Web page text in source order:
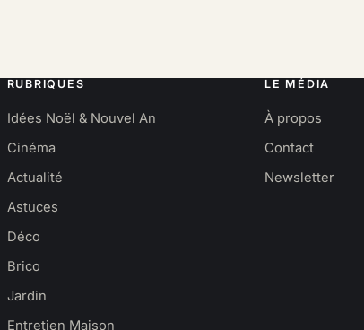
RUBRIQUES
Idées Noël & Nouvel An
Cinéma
Actualité
Astuces
Déco
Brico
Jardin
Entretien Maison
LE MÉDIA
À propos
Contact
Newsletter